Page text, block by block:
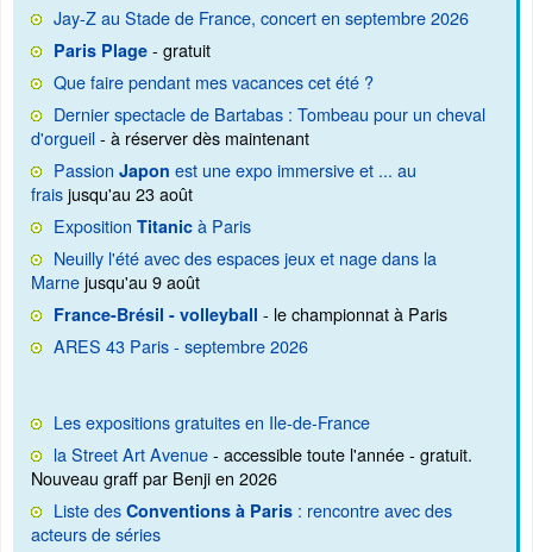
Jay-Z au Stade de France, concert en septembre 2026
Paris Plage - gratuit
Que faire pendant mes vacances cet été ?
Dernier spectacle de Bartabas : Tombeau pour un cheval
d'orgueil- à réserver dès maintenant
Passion Japon est une expo immersive et ... au
fraisjusqu'au 23 août
Exposition Titanic à Paris
Neuilly l'été avec des espaces jeux et nage dans la
Marnejusqu'au 9 août
France-Brésil - volleyball - le championnat à Paris
ARES 43 Paris - septembre 2026
Les expositions gratuites en Ile-de-France
la Street Art Avenue- accessible toute l'année - gratuit.
Nouveau graff par Benji en 2026
Liste des Conventions à Paris : rencontre avec des
acteurs de séries